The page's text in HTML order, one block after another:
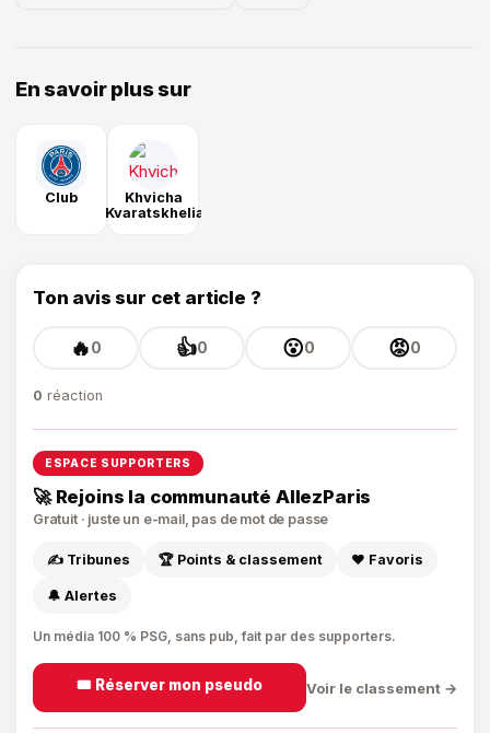
En savoir plus sur
Club
Khvicha
Kvaratskhelia
Ton avis sur cet article ?
🔥0 👍0 😮0 😡0
0 réaction
ESPACE SUPPORTERS
🚀 Rejoins la communauté AllezParis
Gratuit · juste un e-mail, pas de mot de passe
✍️ Tribunes 🏆 Points & classement ❤️ Favoris
🔔 Alertes
Un média 100 % PSG, sans pub, fait par des supporters.
🎟️ Réserver mon pseudo Voir le classement →